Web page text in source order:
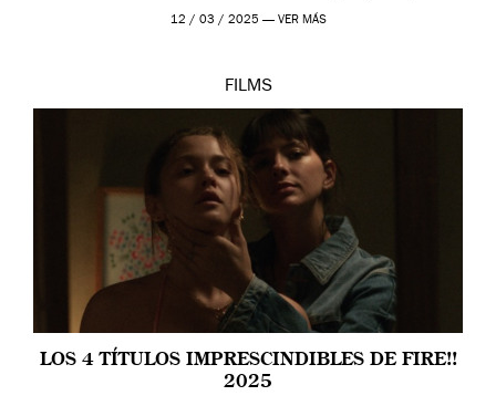
la artista, […]
12 / 03 / 2025 — VER MÁS
FILMS
LOS 4 TÍTULOS IMPRESCINDIBLES DE FIRE!!
2025